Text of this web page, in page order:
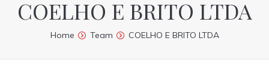
COELHO E BRITO LTDA
You are here:
Home Team COELHO E BRITO LTDA